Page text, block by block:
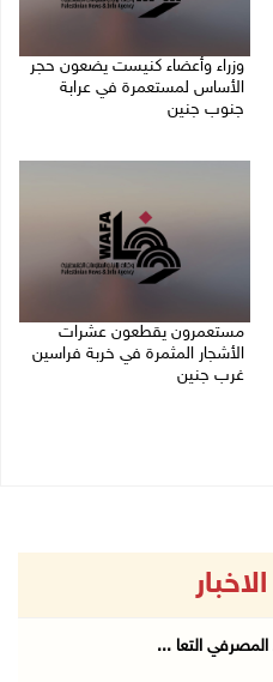
وزراء وأعضاء كنيست يضعون حجر
الأساس لمستعمرة في عرابة
جنوب جنين
مستعمرون يقطعون عشرات
الأشجار المثمرة في خربة فراسين
غرب جنين
التعا ...